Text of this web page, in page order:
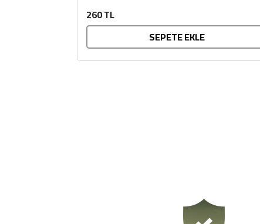
260 TL
SEPETE EKLE